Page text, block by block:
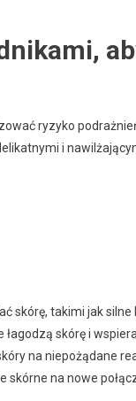
ryzyko
i
skórę, takimi jak
skórę i
na niepożądane
na nowe